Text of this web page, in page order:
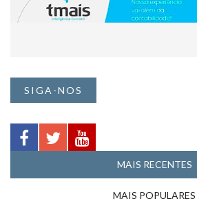
SIGA-NOS
MAIS RECENTES
MAIS POPULARES